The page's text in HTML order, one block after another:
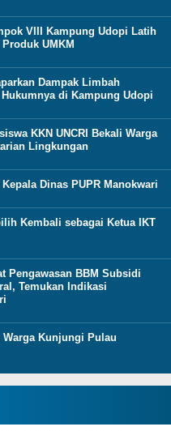
VIII Kampung Udopi Latih
UMKM
Dampak Limbah
di Kampung Udopi
KKN UNCRI Bekali Warga
Lingkungan
Dinas PUPR Manokwari
Kembali sebagai Ketua IKT
Pengawasan BBM Subsidi
Temukan Indikasi
Warga Kunjungi Pulau